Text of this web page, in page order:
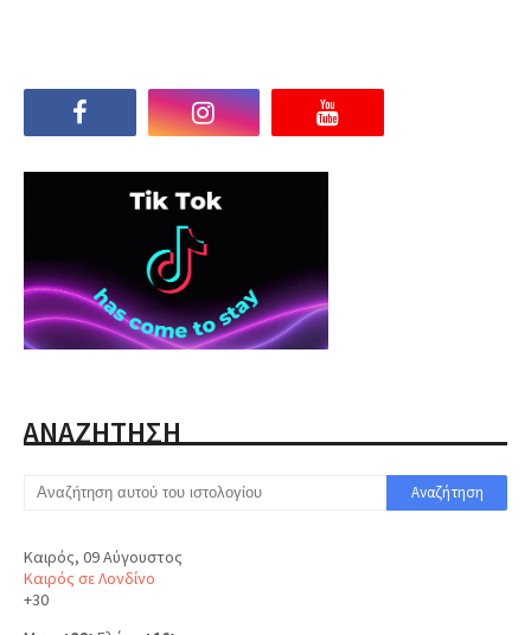
ΑΝΑΖΗΤΗΣΗ
Καιρός, 09 Αύγουστος
Καιρός σε Λονδίνο
+30